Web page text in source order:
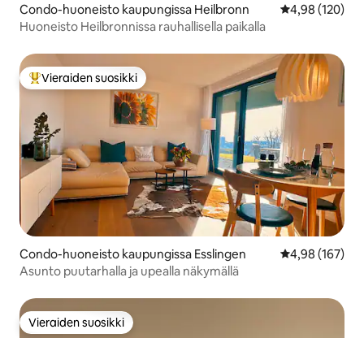
Condo-huoneisto kaupungissa Heilbronn
4,98 (120)
Huoneisto Heilbronnissa rauhallisella paikalla
Vieraiden suosikkien parhaimmistoa
Vieraiden suosikki
Condo-huoneisto kaupungissa Esslingen
4,98 (167)
Asunto puutarhalla ja upealla näkymällä
Vieraiden suosikki
Vieraiden suosikki